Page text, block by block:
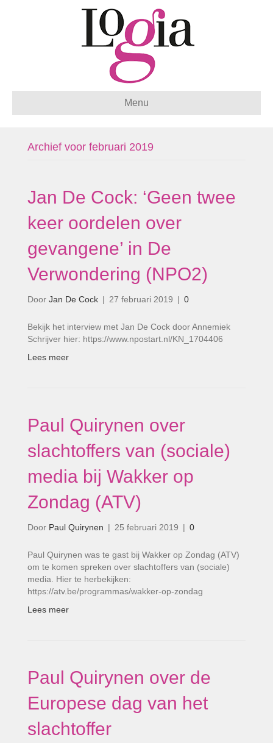
Menu
Archief voor februari 2019
Jan De Cock: ‘Geen twee
keer oordelen over
gevangene’ in De
Verwondering (NPO2)
Door Jan De Cock | 27 februari 2019 | 0
Bekijk het interview met Jan De Cock door Annemiek
Schrijver hier: https://www.npostart.nl/KN_1704406
Lees meer
Paul Quirynen over
slachtoffers van (sociale)
media bij Wakker op
Zondag (ATV)
Door Paul Quirynen | 25 februari 2019 | 0
Paul Quirynen was te gast bij Wakker op Zondag (ATV)
om te komen spreken over slachtoffers van (sociale)
media. Hier te herbekijken:
https://atv.be/programmas/wakker-op-zondag
Lees meer
Paul Quirynen over de
Europese dag van het
slachtoffer